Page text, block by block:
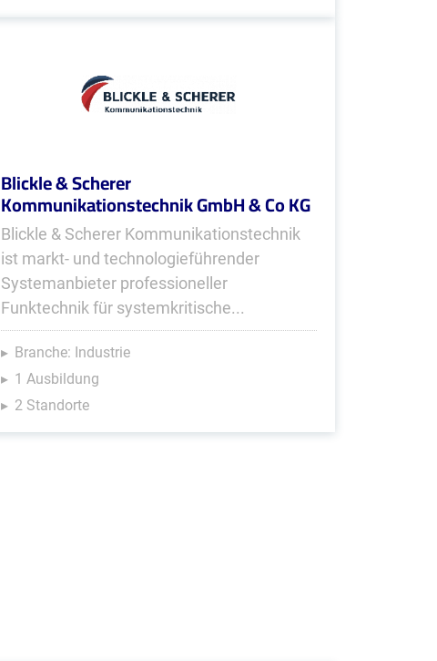
Blickle & Scherer
Kommunikationstechnik GmbH & Co KG
Blickle & Scherer Kommunikationstechnik
ist markt- und technologieführender
Systemanbieter professioneller
Funktechnik für systemkritische...
Branche: Industrie
1 Ausbildung
2 Standorte